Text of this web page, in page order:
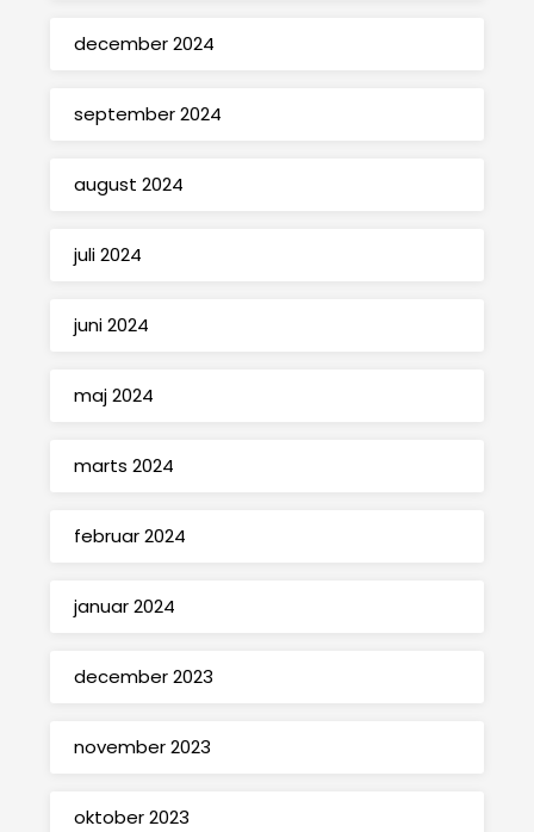
december 2024
september 2024
august 2024
juli 2024
juni 2024
maj 2024
marts 2024
februar 2024
januar 2024
december 2023
november 2023
oktober 2023